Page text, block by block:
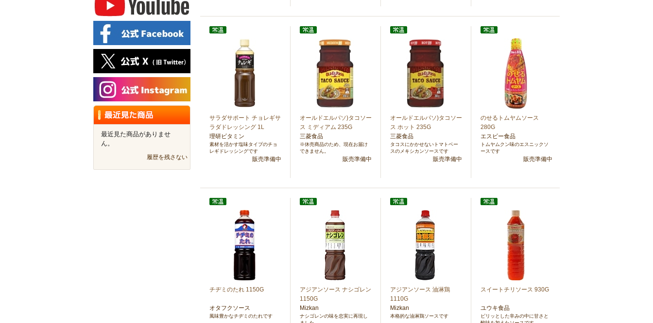
サラダサポート チョレギサ
ラダドレッシング 1L
理研ビタミン
素材を活かす塩味タイプのチョ
レギドレッシングです
販売準備中
オールドエルパソ)タコソー
ス ミディアム 235G
三菱食品
※休売商品のため、現在お届け
できません。
販売準備中
オールドエルパソ)タコソー
ス ホット 235G
三菱食品
タコスにかかせないトマトベー
スのメキシカンソースです
販売準備中
のせるトムヤムソース
280G
エスビー食品
トムヤムクン味のエスニックソ
ースです
販売準備中
チヂミのたれ 1150G
オタフクソース
風味豊かなチヂミのたれです
アジアンソース ナシゴレン
1150G
Mizkan
ナシゴレンの味を忠実に再現し
アジアンソース 油淋鶏
1110G
Mizkan
本格的な油淋鶏ソースです
スイートチリソース 930G
ユウキ食品
ピリッとした辛みの中に甘さと
最近見た商品がありませ
ん。
履歴を残さない